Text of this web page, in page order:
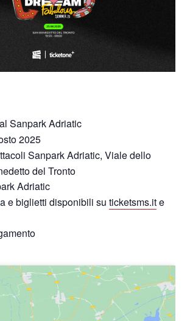
Sanpark Adriatic
2025
Sanpark Adriatic, Viale dello
del Tronto
Adriatic
e biglietti disponibili su ticketsms.ite